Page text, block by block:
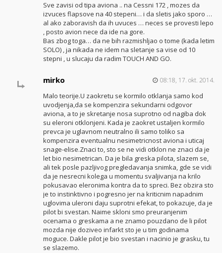
Sve zavisi od tipa aviona .. na Cessni 172 , mozes da
izvuces flapsove na 40 stepeni… i da sletis jako sporo …
al ako zaboravish da ih uvuces … neces se provesti lepo
, posto avion nece da ide na gore.
Bas zbog toga… da ne bih razmishljao o tome (kada letim
SOLO) , ja nikada ne idem na sletanje sa vise od 10
stepni , u slucaju da radim TOUCH AND GO.
mirko 08:18, 17. okt. 2014.
Malo teorije.U zaokretu se kormilo otklanja samo kod
uvodjenja,da se kompenzira sekundarni odgovor
aviona, a to je skretanje nosa suprotno od nagiba dok
su eleroni otklonjeni. Kada je zaokret ustaljen kormilo
prevca je uglavnom neutralno ili samo toliko sa
kompenzira eventualnu nesimetricnost aviona i uticaj
snage-elise.Znaci to, sto se ne vidi otklon ne znaci da je
let bio nesimetrican. Da je bila greska pilota, slazem se,
ali tek posle pazljivog pregledavanja snimka, gde se vidi
da je nesrecni kolega u momentu svaljivanja na krilo
pokusavao eleronima kontra da to spreci. Bez obzira sto
je to instinktivno i pogresno jer na kriticnim napadnim
uglovima uleroni daju suprotni efekat, to pokazuje, da je
pilot bi svestan. Naime skloni smo preuranjenim
ocenama o greskama a ne znamo pouzdano de li pilot
mozda nije doziveo infarkt sto je u tim godinama
moguce. Dakle pilot je bio svestan i nacinio je grasku, tu
se slazemo.